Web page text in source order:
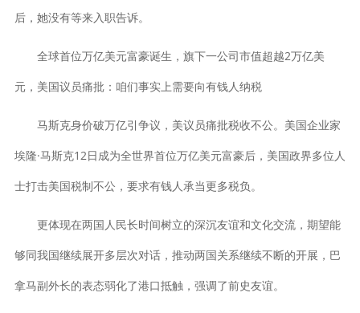
后，她没有等来入职告诉。
全球首位万亿美元富豪诞生，旗下一公司市值超越2万亿美
元，美国议员痛批：咱们事实上需要向有钱人纳税
马斯克身价破万亿引争议，美议员痛批税收不公。美国企业家
埃隆·马斯克12日成为全世界首位万亿美元富豪后，美国政界多位人
士打击美国税制不公，要求有钱人承当更多税负。
更体现在两国人民长时间树立的深沉友谊和文化交流，期望能
够同我国继续展开多层次对话，推动两国关系继续不断的开展，巴
拿马副外长的表态弱化了港口抵触，强调了前史友谊。